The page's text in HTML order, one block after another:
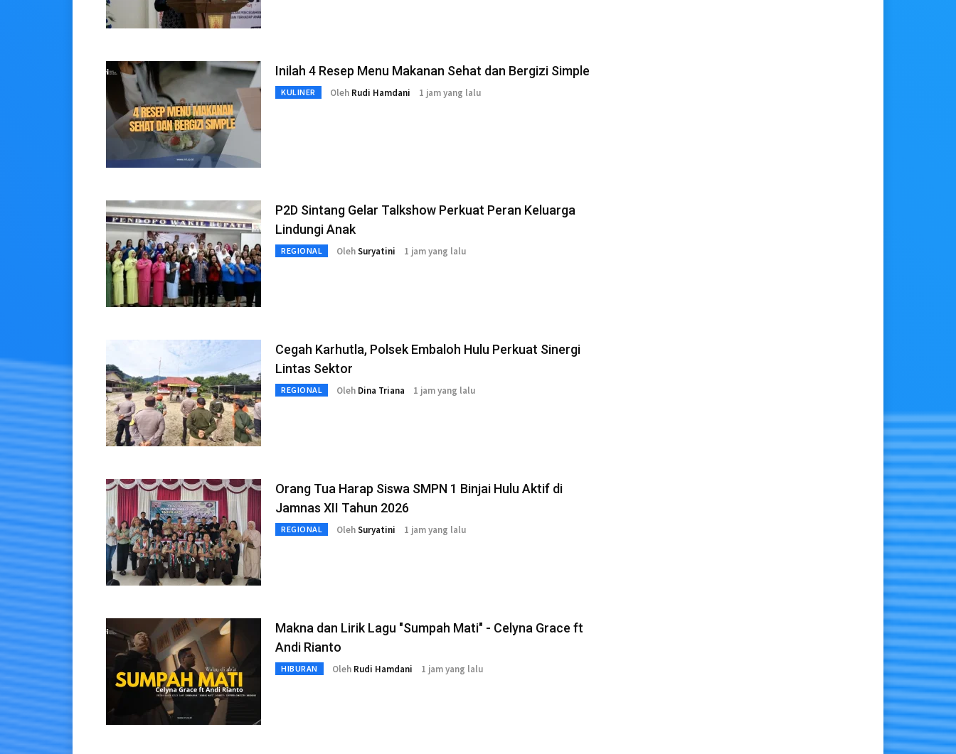
Inilah 4 Resep Menu Makanan Sehat dan Bergizi Simple
KULINER Oleh Rudi Hamdani 1 jam yang lalu
P2D Sintang Gelar Talkshow Perkuat Peran Keluarga
Lindungi Anak
REGIONAL OlehSuryatini 1 jam yang lalu
Cegah Karhutla, Polsek Embaloh Hulu Perkuat Sinergi
Lintas Sektor
REGIONAL Oleh Dina Triana 1 jam yang lalu
Orang Tua Harap Siswa SMPN 1 Binjai Hulu Aktif di
Jamnas XII Tahun 2026
REGIONAL OlehSuryatini 1 jam yang lalu
Makna dan Lirik Lagu "Sumpah Mati" - Celyna Grace ft
Andi Rianto
HIBURAN Oleh Rudi Hamdani 1 jam yang lalu